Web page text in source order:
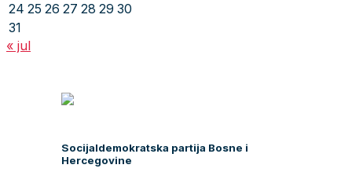
24 25 26 27 28 29 30
31
« jul
Socijaldemokratska partija Bosne i
Hercegovine